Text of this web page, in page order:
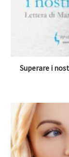
Superare i